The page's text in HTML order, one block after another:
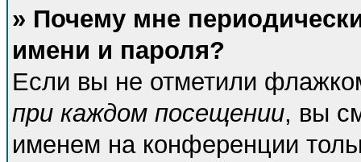
» Почему мне
имени и пароля?
Если вы не отметили
при каждом посещении, вы
именем на конференции